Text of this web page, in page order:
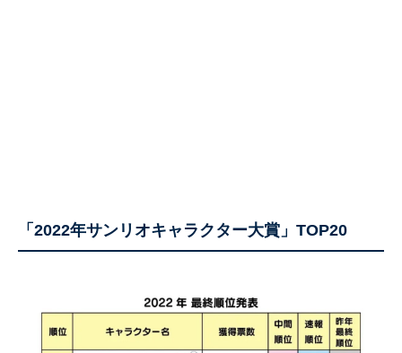
「2022年サンリオキャラクター大賞」TOP20